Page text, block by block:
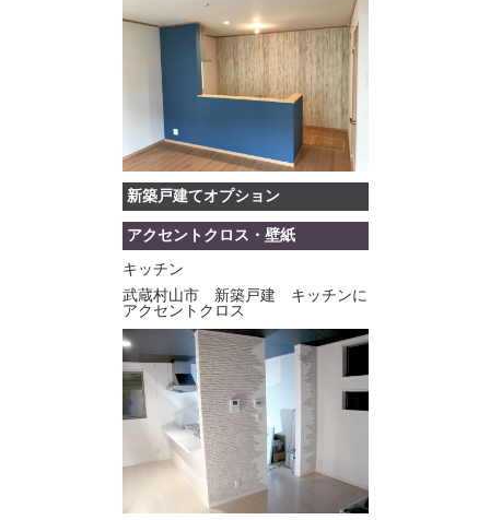
新築戸建てオプション
アクセントクロス・壁紙
キッチン
武蔵村山市 新築戸建 キッチンに
アクセントクロス